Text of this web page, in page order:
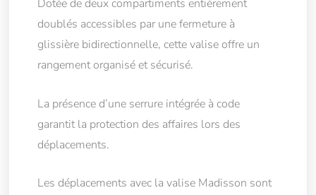
Dotée de deux compartiments entièrement
doublés accessibles par une fermeture à
glissière bidirectionnelle, cette valise offre un
rangement organisé et sécurisé.
La présence d’une serrure intégrée à code
garantit la protection des affaires lors des
déplacements.
Les déplacements avec la valise Madisson sont